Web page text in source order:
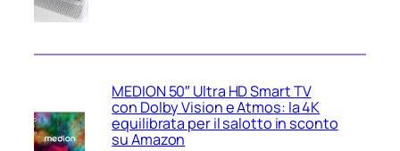
MEDION 50″ Ultra HD Smart TV
con Dolby Vision e Atmos: la 4K
equilibrata per il salotto in sconto
su Amazon